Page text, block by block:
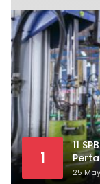
1
11
25